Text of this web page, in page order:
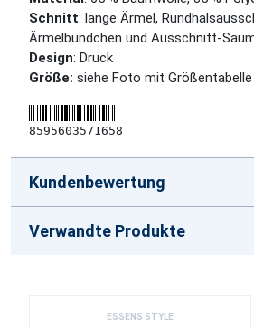
Schnitt: lange Ärmel,
Ärmelbündchen und Ausschnitt-
Design: Druck
Größe: siehe Foto mit Größentabelle
8595603571658
Kundenbewertung
Verwandte Produkte
ESSENS STYLE